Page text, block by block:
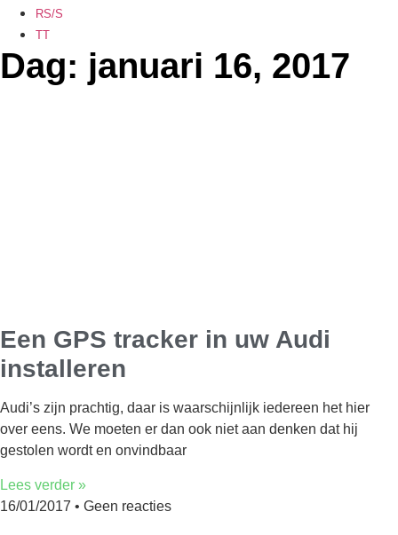
RS/S
TT
Dag: januari 16, 2017
Een GPS tracker in uw Audi
installeren
Audi’s zijn prachtig, daar is waarschijnlijk iedereen het hier
over eens. We moeten er dan ook niet aan denken dat hij
gestolen wordt en onvindbaar
Lees verder »
16/01/2017
Geen reacties